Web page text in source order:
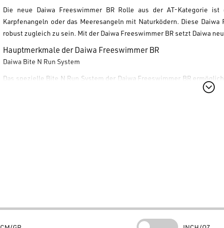
Die neue Daiwa Freeswimmer BR Rolle aus der AT-Kategorie
Karpfenangeln oder das Meeresangeln mit Naturködern. Diese Daiwa
robust zugleich zu sein. Mit der Daiwa Freeswimmer BR setzt Daiwa
Hauptmerkmale der Daiwa Freeswimmer BR
Daiwa Bite N Run System
Das spezielle Bite N Run System der Daiwa Freeswimmer BR
dreht, schaltet sich der Freilauf